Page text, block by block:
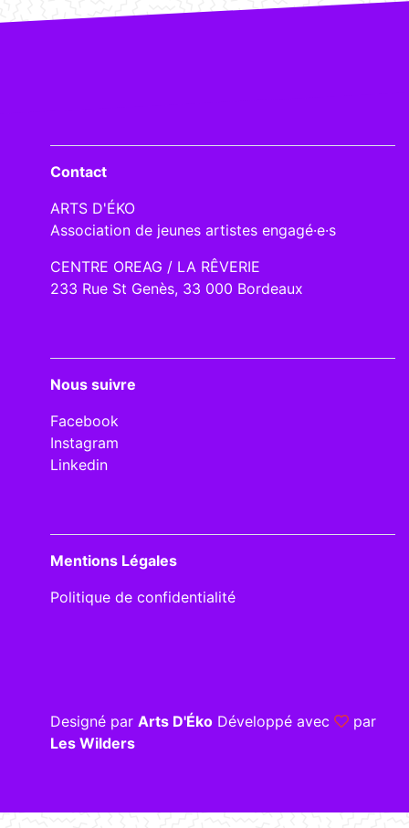
Contact
ARTS D'ÉKO
Association de jeunes artistes engagé·e·s
CENTRE OREAG / LA RÊVERIE
233 Rue St Genès, 33 000 Bordeaux
Nous suivre
Facebook
Instagram
Linkedin
Mentions Légales
Politique de confidentialité
Designé par Arts D'Éko Développé avec
par
Les Wilders